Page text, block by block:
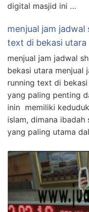
digital masjid ini …
menjual jam
text di bekasi utara
menjual jam jadwal
bekasi utara menjual
running text di
yang paling penting
inin memiliki
islam, dimana
yang paling utama